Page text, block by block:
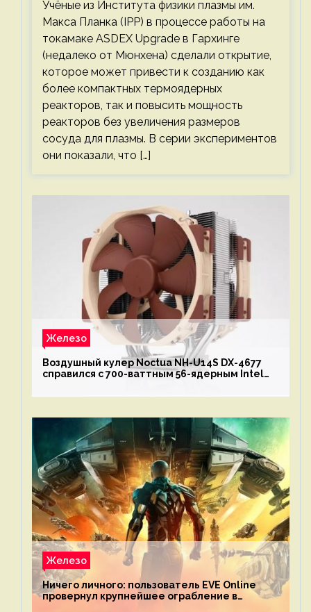
Учёные из Института физики плазмы им.
Макса Планка (IPP) в процессе работы на
токамаке ASDEX Upgrade в Гархинге
(недалеко от Мюнхена) сделали открытие,
которое может привести к созданию как
более компактных термоядерных
реакторов, так и повысить мощность
реакторов без увеличения размеров
сосуда для плазмы. В серии экспериментов
они показали, что […]
Железо
Воздушный кулер Noctua NH-U14S DX-4677
справился с 700-ваттным 56-ядерным Intel
Железо
Ничего личного: пользователь EVE Online
провернул крупнейшее ограбление в